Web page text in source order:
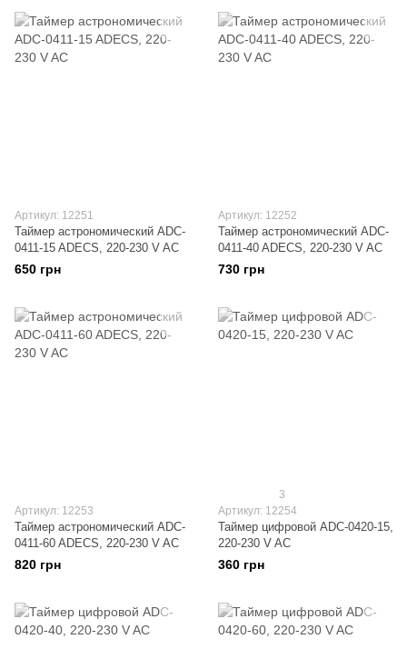
Артикул: 12251
Таймер астрономический ADC-
0411-15 ADECS, 220-230 V AC
650 грн
Артикул: 12252
Таймер астрономический ADC-
0411-40 ADECS, 220-230 V AC
730 грн
Артикул: 12253
Таймер астрономический ADC-
0411-60 ADECS, 220-230 V AC
820 грн
3
Артикул: 12254
Таймер цифровой ADC-0420-15,
220-230 V AC
360 грн